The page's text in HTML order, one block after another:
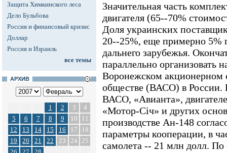
Защита Химкинского леса
Дело Бульбова
Россия и финансовый кризис
Доллар
Россия и Израиль
все темы
АРХИВ
1 2 3
4
5
6 7 8 9 10
11
12
13 14 15 16 17
18
19
20 21 22 23 24 25
Значительная часть
двигателя (65--70%
Доля украинских
20--25%, еще примерно 5%
дальнего зарубежья.
параллельно организовать
Воронежском акционерном
обществе (ВАСО) в России.
ВАСО, «Авианта»,
«Мотор-Сiч» и других
производстве Ан-148
параметры кооперации, в
самолета -- 21 млн долл. По